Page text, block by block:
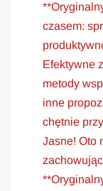
czasem:
Efektywne
metody
inne
chętnie
Jasne! Oto